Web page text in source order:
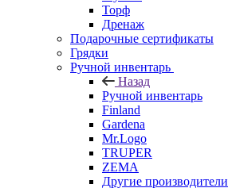
Торф
Дренаж
Подарочные сертификаты
Грядки
Ручной инвентарь
Назад
Ручной инвентарь
Finland
Gardena
Mr.Logo
TRUPER
ZEMA
Другие производители